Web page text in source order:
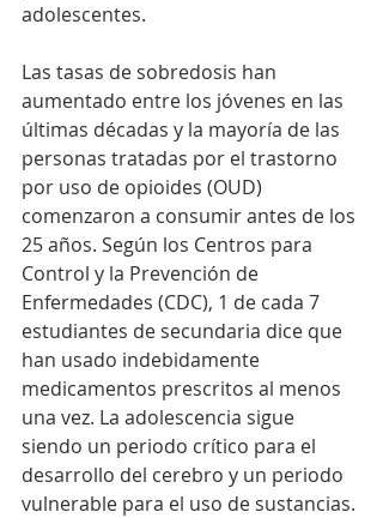
adolescentes.
Las tasas de sobredosis han
aumentado entre los jóvenes en las
últimas décadas y la mayoría de las
personas tratadas por el trastorno
por uso de opioides (OUD)
comenzaron a consumir antes de los
25 años. Según los Centros para
Control y la Prevención de
Enfermedades (CDC), 1 de cada 7
estudiantes de secundaria dice que
han usado indebidamente
medicamentos prescritos al menos
una vez. La adolescencia sigue
siendo un periodo crítico para el
desarrollo del cerebro y un periodo
vulnerable para el uso de sustancias.